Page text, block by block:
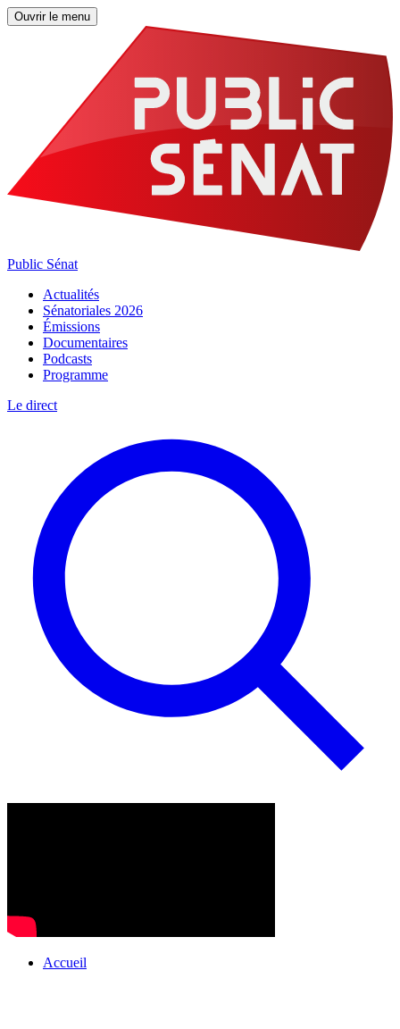
Ouvrir le menu
Public Sénat
Actualités
Sénatoriales 2026
Émissions
Documentaires
Podcasts
Programme
Le direct
Accueil